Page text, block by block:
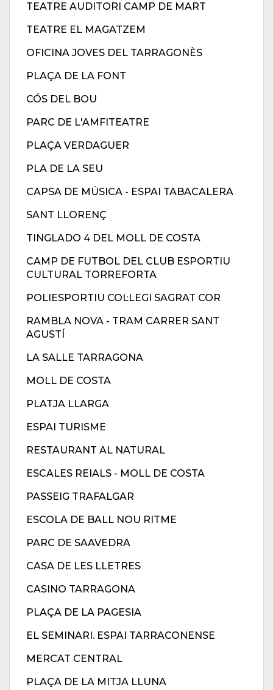
TEATRE AUDITORI CAMP DE MART
TEATRE EL MAGATZEM
OFICINA JOVES DEL TARRAGONÈS
PLAÇA DE LA FONT
CÓS DEL BOU
PARC DE L'AMFITEATRE
PLAÇA VERDAGUER
PLA DE LA SEU
CAPSA DE MÚSICA - ESPAI TABACALERA
SANT LLORENÇ
TINGLADO 4 DEL MOLL DE COSTA
CAMP DE FUTBOL DEL CLUB ESPORTIU
CULTURAL TORREFORTA
POLIESPORTIU COL·LEGI SAGRAT COR
RAMBLA NOVA - TRAM CARRER SANT
AGUSTÍ
LA SALLE TARRAGONA
MOLL DE COSTA
PLATJA LLARGA
ESPAI TURISME
RESTAURANT AL NATURAL
ESCALES REIALS - MOLL DE COSTA
PASSEIG TRAFALGAR
ESCOLA DE BALL NOU RITME
PARC DE SAAVEDRA
CASA DE LES LLETRES
CASINO TARRAGONA
PLAÇA DE LA PAGESIA
EL SEMINARI. ESPAI TARRACONENSE
MERCAT CENTRAL
PLAÇA DE LA MITJA LLUNA